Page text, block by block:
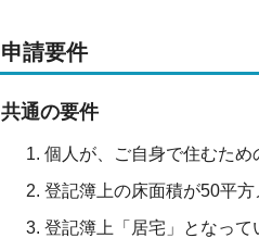
申請要件
共通の要件
個人が、ご自身で住むため
登記簿上の床面積が50平方
登記簿上「居宅」となって